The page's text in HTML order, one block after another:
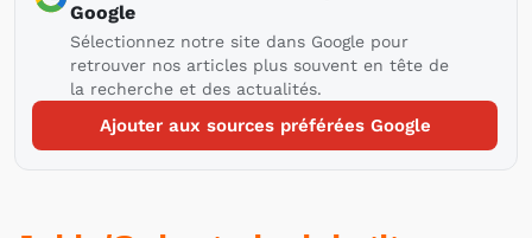
Google
Sélectionnez notre site dans Google pour
retrouver nos articles plus souvent en tête de
la recherche et des actualités.
Ajouter aux sources préférées Google